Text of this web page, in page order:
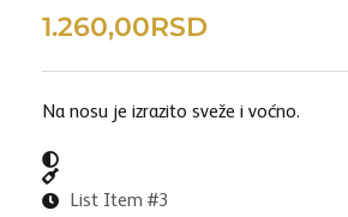
1.260,00RSD
Na nosu je izrazito sveže i voćno.
List Item #3